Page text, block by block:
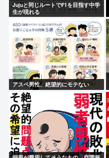
Jujuと同じルートでF1を目指す中学
生が現れる
アスペ男性、絶望的にモテない